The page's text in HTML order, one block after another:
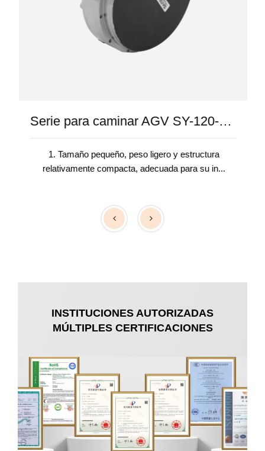
Serie para caminar AGV SY-120-10-MR
1. Tamaño pequeño, peso ligero y estructura
relativamente compacta, adecuada para su in...
INSTITUCIONES AUTORIZADAS
MÚLTIPLES CERTIFICACIONES